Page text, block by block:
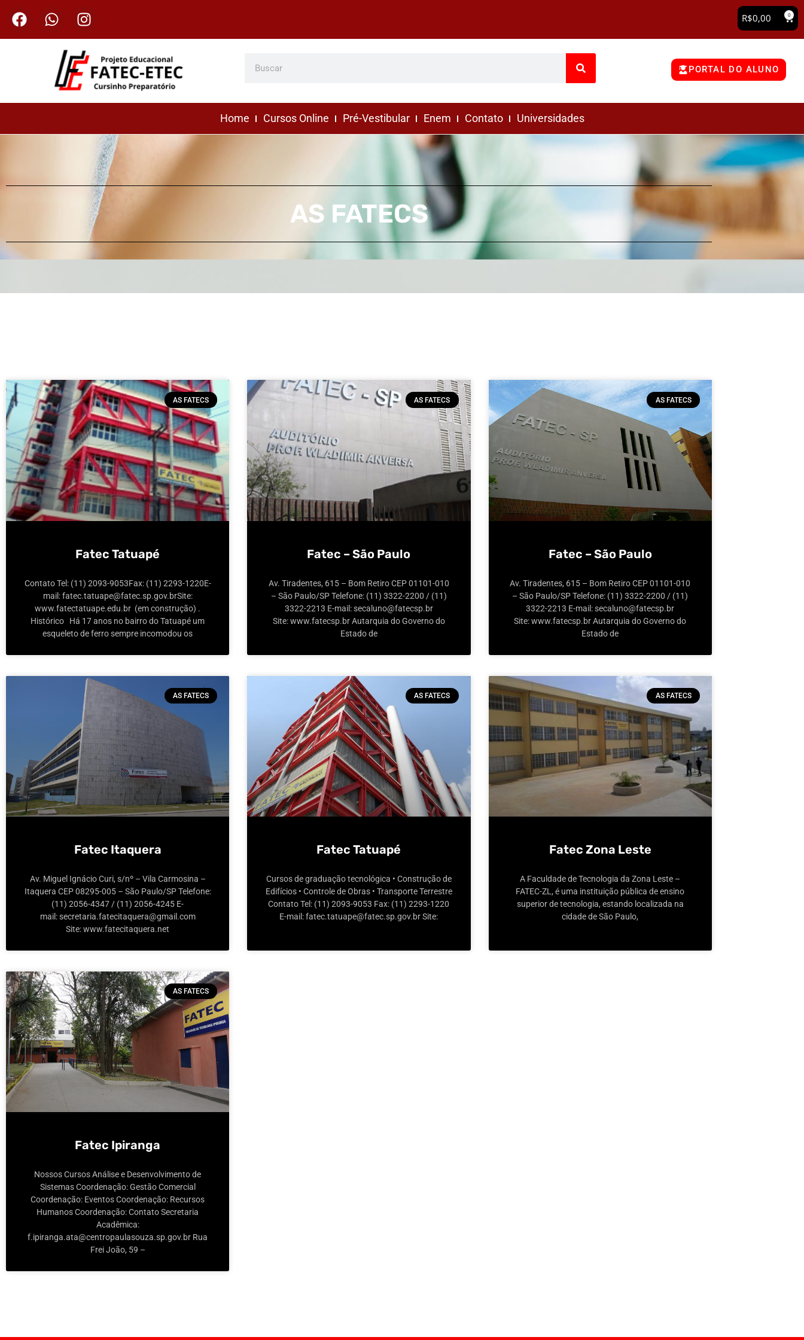
R$0,00 0
PORTAL DO ALUNO
Home Cursos Online Pré-Vestibular Enem Contato Universidades
AS FATECS
AS FATECS
Fatec Tatuapé
Contato Tel: (11) 2093-9053Fax: (11) 2293-1220E-
mail: fatec.tatuape@fatec.sp.gov.brSite:
www.fatectatuape.edu.br (em construção) .
Histórico Há 17 anos no bairro do Tatuapé um
esqueleto de ferro sempre incomodou os
AS FATECS
Fatec – São Paulo
Av. Tiradentes, 615 – Bom Retiro CEP 01101-010
– São Paulo/SP Telefone: (11) 3322-2200 / (11)
3322-2213 E-mail: secaluno@fatecsp.br
Site: www.fatecsp.br Autarquia do Governo do
Estado de
AS FATECS
Fatec – São Paulo
Av. Tiradentes, 615 – Bom Retiro CEP 01101-010
– São Paulo/SP Telefone: (11) 3322-2200 / (11)
3322-2213 E-mail: secaluno@fatecsp.br
Site: www.fatecsp.br Autarquia do Governo do
Estado de
AS FATECS
Fatec Itaquera
Av. Miguel Ignácio Curi, s/nº – Vila Carmosina –
Itaquera CEP 08295-005 – São Paulo/SP Telefone:
(11) 2056-4347 / (11) 2056-4245 E-
mail: secretaria.fatecitaquera@gmail.com
Site: www.fatecitaquera.net
AS FATECS
Fatec Tatuapé
Cursos de graduação tecnológica • Construção de
Edifícios • Controle de Obras • Transporte Terrestre
Contato Tel: (11) 2093-9053 Fax: (11) 2293-1220
E-mail: fatec.tatuape@fatec.sp.gov.br Site:
AS FATECS
Fatec Zona Leste
A Faculdade de Tecnologia da Zona Leste –
FATEC-ZL, é uma instituição pública de ensino
superior de tecnologia, estando localizada na
cidade de São Paulo,
AS FATECS
Fatec Ipiranga
Nossos Cursos Análise e Desenvolvimento de
Sistemas Coordenação: Gestão Comercial
Coordenação: Eventos Coordenação: Recursos
Humanos Coordenação: Contato Secretaria
Acadêmica:
f.ipiranga.ata@centropaulasouza.sp.gov.br Rua
Frei João, 59 –